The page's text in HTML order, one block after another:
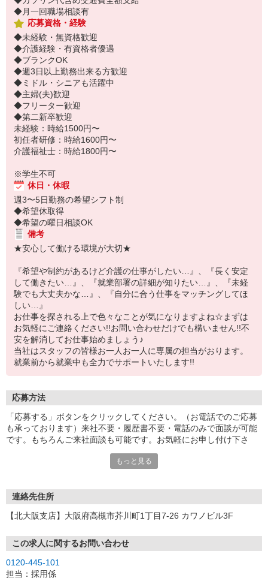
◆月一回職場相談有
応募資格・経験
◆未経験・無資格歓迎
◆介護経験・有資格者優遇
◆ブランクOK
◆週3日以上勤務出来る方歓迎
◆ミドル・シニアも活躍中
◆主婦(夫)歓迎
◆フリーター歓迎
◆第二新卒歓迎
未経験：時給1500円〜
初任者研修：時給1600円〜
介護福祉士：時給1800円〜
※学生不可
休日・休暇
週3〜5日勤務の希望シフト制
◆希望休取得
◆希望の曜日相談OK
備考
★安心して働ける環境が大切★
『希望や制約があるけど介護の仕事がしたい…』、『長く安定
して働きたい…』、『就業部署の詳細が知りたい…』、『未経
験でも大丈夫かな…』、『自分に合う仕事をマッチングしてほ
しい…』
お仕事を探される上で色々なことが気になりますよね☆まずは
お気軽にご連絡ください!!お問い合わせだけでも構いません!!不
安を解消してお仕事始めましょう♪
当社はスタッフの皆様お一人お一人に専属の担当がおります。
就業前から就業中も全力でサポートいたします!!
応募方法
「応募する」ボタンをクリックしてください。（お電話でのご応募
も承っております）来社不要・履歴書不要・電話のみで面談が可能
です。もちろんご来社面談も可能です。お気軽にお申し付け下さ
もっと見る
連絡先住所
【北大阪支店】大阪府高槻市芥川町1丁目7-26 カワノビル3F
この求人に関するお問い合わせ
0120-445-101
担当：採用係